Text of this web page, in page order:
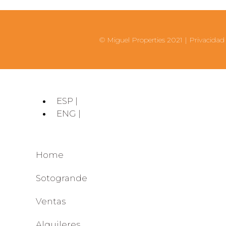
© Miguel Properties 2021 | Privacidad
ESP |
ENG |
Home
Sotogrande
Ventas